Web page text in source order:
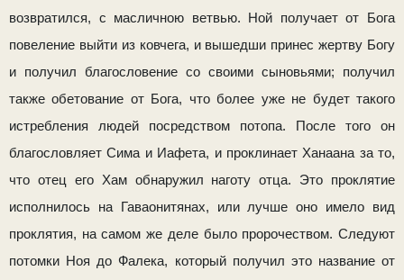
возвратился, с масличною ветвью. Ной получает от Бога
повеление выйти из ковчега, и вышедши принес жертву Богу
и получил благо­словение со своими сыновьями; получил
также обетование от Бога, что более уже не будет такого
истребления людей посред­ством потопа. После того он
благословляет Сима и Иафета, и проклинает Ханаана за то,
что отец его Хам обнаружил наготу отца. Это проклятие
исполнилось на Гаваонитянах, или лучше оно имело вид
проклятия, на самом же деле было про­рочеством. Следуют
потомки Ноя до Фалека, который полу­чил это название от